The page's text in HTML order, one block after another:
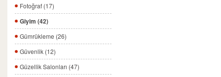
Fotoğraf (17)
Giyim (42)
Gümrükleme (26)
Güvenlik (12)
Güzellik Salonları (47)